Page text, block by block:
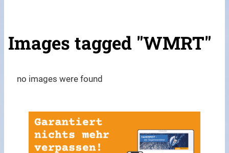
Images tagged "WMRT"
no images were found